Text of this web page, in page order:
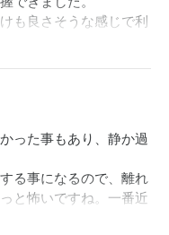
も良さそうな感じで利
った事もあり、静か過
る事になるので、離れ
と怖いですね。一番近
えなかったですし。